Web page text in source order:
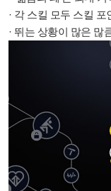
· 각 스킬 모두 스킬
· 뛰는 상황이 많은 많